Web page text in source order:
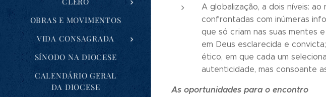
OBRAS E MOVIMENTOS
VIDA CONSAGRADA
SÍNODO NA DIOCESE
CALENDÁRIO GERAL
DA DIOCESE
A globalização, a dois níveis:
confrontadas com inúmeras
que só criam nas suas mentes
em Deus esclarecida e
ético, em que cada um
autenticidade, mas consoante
As oportunidades para o encontro